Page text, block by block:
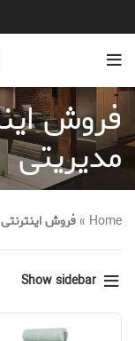
فروش
مدیریتی
Home
» فروش
Show sidebar